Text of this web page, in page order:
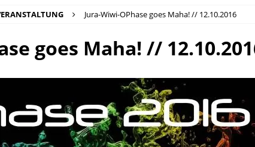
] O-Phase 2025 ALLGEMEIN
Jura-Wiwi-OPhase goes Maha! // 12.10.2016
goes Maha! //